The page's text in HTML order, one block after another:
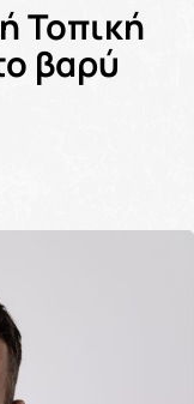
Τοπική
βαρύ